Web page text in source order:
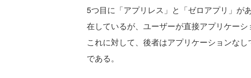
5つ目に「アプリレス」と「ゼロアプリ」が
在しているが、ユーザーが直接アプリケーシ
これに対して、後者はアプリケーションな
である。